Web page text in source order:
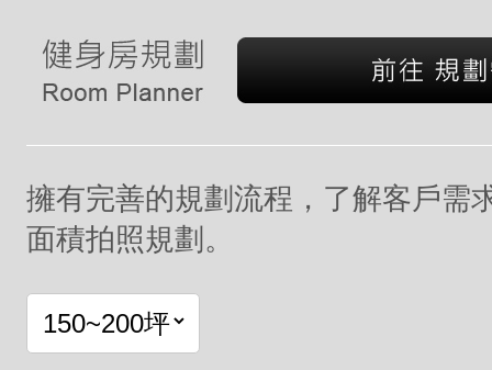
擁有完善的規劃流程，了解客戶需
面積拍照規劃。